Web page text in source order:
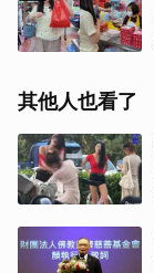
其他人也看了